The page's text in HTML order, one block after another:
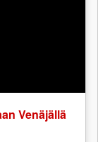
Venäjällä